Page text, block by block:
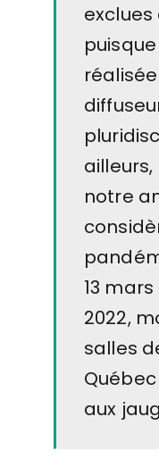
exclues
notre
13
2022,
salles
aux